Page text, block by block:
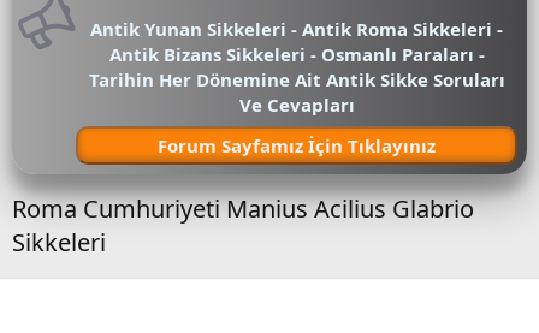
Antik Yunan Sikkeleri - Antik Roma Sikkeleri -
Antik Bizans Sikkeleri - Osmanlı Paraları -
Tarihin Her Dönemine Ait Antik Sikke Soruları
Ve Cevapları
Forum Sayfamız İçin Tıklayınız
Roma Cumhuriyeti Manius Acilius Glabrio
Sikkeleri